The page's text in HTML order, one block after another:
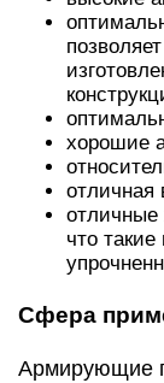
хорошие
отличная
отличные
что
Сфера
Армирующие